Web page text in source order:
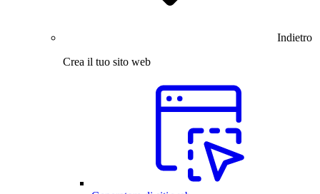
Indietro
Crea il tuo sito web